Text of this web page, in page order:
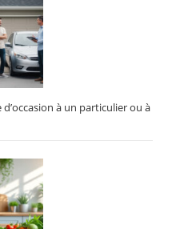
à un particulier ou à